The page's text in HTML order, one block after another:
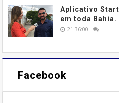
Aplicativo
em toda Bahia.
21:36:00
Facebook